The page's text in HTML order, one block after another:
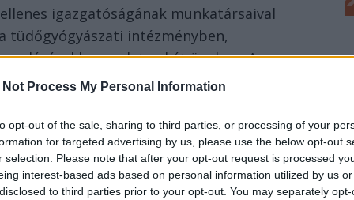
Not Process My Personal Information
opt-out of the sale, sharing to third parties, or processing of your
for targeted advertising by us, please use the below opt-out
selection. Please note that after your opt-out request is processed
interest-based ads based on personal information utilized by us
to third parties prior to your opt-out. You may separately
igazgatóságának munkatársaival
intézményben,
kapcsolatos két ügyben. Az
intézet több orvosa 2022-
és javakat kapott a kórház
(műtét előtti és utáni ellenőrzések
összefüggésben. A két ügyben az
elő.